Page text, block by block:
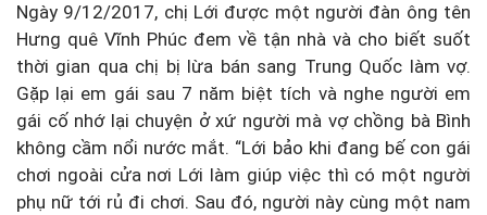
Ngày 9/12/2017, chị Lới được một người đàn ông tên
Hưng quê Vĩnh Phúc đem về tận nhà và cho biết suốt
thời gian qua chị bị lừa bán sang Trung Quốc làm vợ.
Gặp lại em gái sau 7 năm biệt tích và nghe người em
gái cố nhớ lại chuyện ở xứ người mà vợ chồng bà Bình
không cầm nổi nước mắt. “Lới bảo khi đang bế con gái
chơi ngoài cửa nơi Lới làm giúp việc thì có một người
phụ nữ tới rủ đi chơi. Sau đó, người này cùng một nam